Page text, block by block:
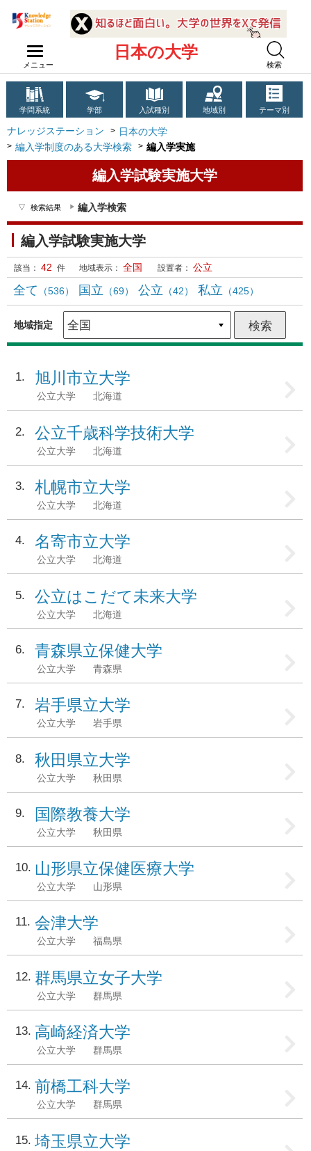
メニュー
日本の大学
検索
学問系統 学部 入試種別 地域別 テーマ別
ナレッジステーション
日本の大学
編入学制度のある大学検索
編入学実施
編入学試験実施大学
検索結果 編入学検索
編入学試験実施大学
該当： 42 件 地域表示： 全国 設置者： 公立
全て （536） 国立 （69） 公立 （42） 私立 （425）
地域指定
1 旭川市立大学
公立大学 北海道
2 公立千歳科学技術大学
公立大学 北海道
3 札幌市立大学
公立大学 北海道
4 名寄市立大学
公立大学 北海道
5 公立はこだて未来大学
公立大学 北海道
6 青森県立保健大学
公立大学 青森県
7 岩手県立大学
公立大学 岩手県
8 秋田県立大学
公立大学 秋田県
9 国際教養大学
公立大学 秋田県
10 山形県立保健医療大学
公立大学 山形県
11 会津大学
公立大学 福島県
12 群馬県立女子大学
公立大学 群馬県
13 高崎経済大学
公立大学 群馬県
14 前橋工科大学
公立大学 群馬県
15 埼玉県立大学